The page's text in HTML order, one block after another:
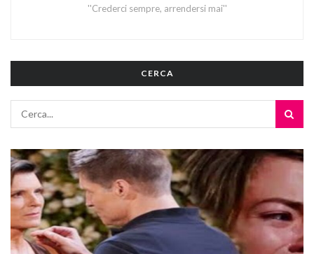
''Crederci sempre, arrendersi mai''
CERCA